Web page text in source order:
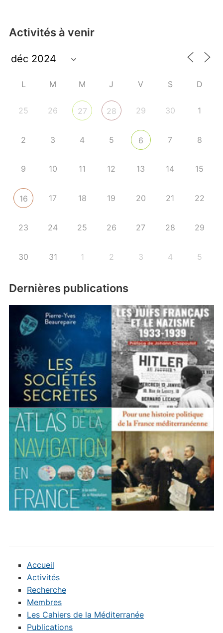
Activités à venir
L M M J V S D
25 26 27 28 29 30 1
2 3 4 5 6 7 8
9 10 11 12 13 14 15
16 17 18 19 20 21 22
23 24 25 26 27 28 29
30 31 1 2 3 4 5
Dernières publications
Accueil
Activités
Recherche
Membres
Les Cahiers de la Méditerranée
Publications